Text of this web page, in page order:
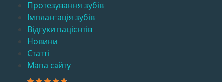
Протезування зубів
Імплантація зубів
Відгуки пацієнтів
Новини
Статті
Мапа сайту